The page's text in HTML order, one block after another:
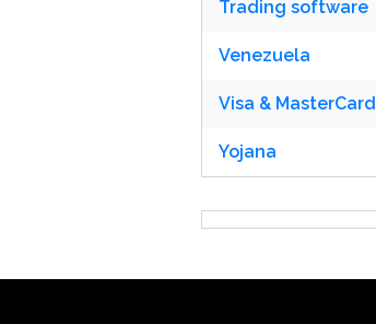
Trading software
Venezuela
Visa & MasterCard
Yojana